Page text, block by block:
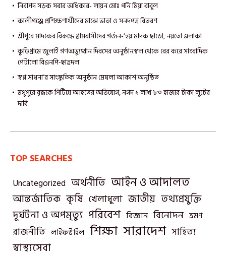
নিরাপদ সড়ক সবার অধিকার- লায়ন মোঃ গনি মিয়া বাবুল
কালীগঞ্জে প্রশিক্ষণার্থীদের মাঝে ভাতা ও সনদপত্র বিতরণ
শ্রীপুরে মাদকের বিরুদ্ধে গ্রামবাসীদের গর্জন-‘হয় মাদক ছাড়ো, নয়তো এলাকা
কুড়িগ্রামে জুলাই গণঅভ্যুত্থান দিবসের অনুষ্ঠানস্থল থেকে বের করে সাংবাদিক
পেটালো বিএনপি-ছাত্রদল
স্বপ্ন সাধনা’র সাংস্কৃতিক অনুষ্ঠান মেঘলা আকাশ অনুষ্ঠিত
মধুপুরে বৃদ্ধকে পিটিয়ে আহতের অভিযোগ, নগদ ১ লাখ ৮০ হাজার টাকা লুটের
দাবি
TOP SEARCHES
Uncategorized অর্থনীতি আইন ও আদালত
আন্তর্জাতিক কৃষি খেলাধুলা জাতীয় তথ্যপ্রযুক্তি
দূর্ঘটনা ও অপমৃত্যু পরিবেশ বিজ্ঞান বিনোদন ভ্রমণ
রাজনীতি লাইফস্টাইল শিক্ষা সারাদেশ সাহিত্য
স্বাস্থ্যসেবা